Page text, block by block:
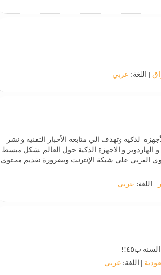
| اللغة: عربي
الذكية وتهدف الي متابعة الاُخبار التقنية و نشر
و الاجهزة الذكية حول العالم بشكل مبسط
العربي علي شبكة الإنترنت وبضرورة تقديم محتوي
| اللغة: عربي
| اللغة: عربي